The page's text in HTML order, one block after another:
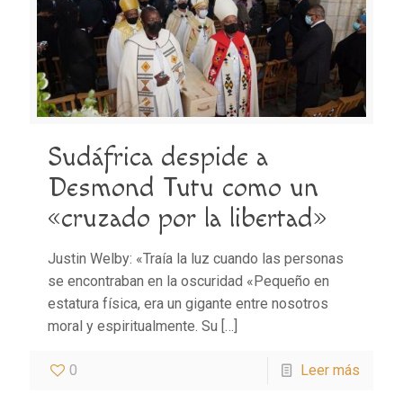
Sudáfrica despide a
Desmond Tutu como un
«cruzado por la libertad»
Justin Welby: «Traía la luz cuando las personas
se encontraban en la oscuridad «Pequeño en
estatura física, era un gigante entre nosotros
moral y espiritualmente. Su […]
0 Leer más